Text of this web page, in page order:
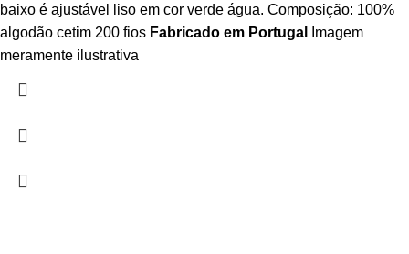
baixo é ajustável liso em cor verde água. Composição: 100%
algodão cetim 200 fios Fabricado em Portugal
Imagem
meramente ilustrativa